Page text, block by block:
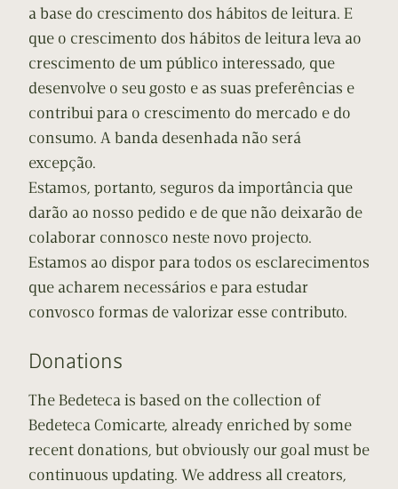
a base do crescimento dos hábitos de leitura. E
que o crescimento dos hábitos de leitura leva ao
crescimento de um público interessado, que
desenvolve o seu gosto e as suas preferências e
contribui para o crescimento do mercado e do
consumo. A banda desenhada não será
excepção.
Estamos, portanto, seguros da importância que
darão ao nosso pedido e de que não deixarão de
colaborar connosco neste novo projecto.
Estamos ao dispor para todos os esclarecimentos
que acharem necessários e para estudar
convosco formas de valorizar esse contributo.
Donations
The Bedeteca is based on the collection of
Bedeteca Comicarte, already enriched by some
recent donations, but obviously our goal must be
continuous updating. We address all creators,